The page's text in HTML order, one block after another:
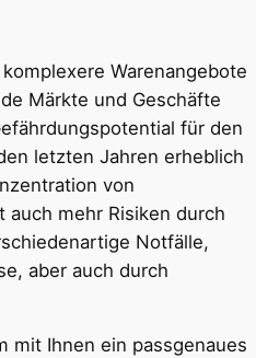
Warenangebote
Märkte und Geschäfte
für den
letzten Jahren erheblich
von
auch mehr Risiken durch
Notfälle,
aber auch durch
mit Ihnen ein passgenaues